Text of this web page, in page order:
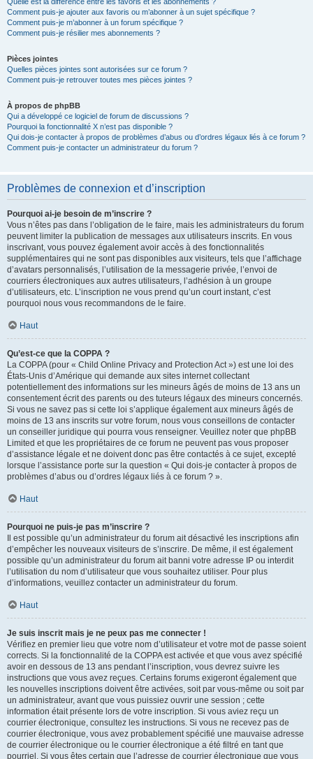
Comment puis-je ajouter aux favoris ou m’abonner à un sujet spécifique ?
Comment puis-je m’abonner à un forum spécifique ?
Comment puis-je résilier mes abonnements ?
Pièces jointes
Quelles pièces jointes sont autorisées sur ce forum ?
Comment puis-je retrouver toutes mes pièces jointes ?
À propos de phpBB
Qui a développé ce logiciel de forum de discussions ?
Pourquoi la fonctionnalité X n’est pas disponible ?
Qui dois-je contacter à propos de problèmes d’abus ou d’ordres légaux liés à ce forum ?
Comment puis-je contacter un administrateur du forum ?
Problèmes de connexion et d’inscription
Pourquoi ai-je besoin de m’inscrire ?
Vous n’êtes pas dans l’obligation de le faire, mais les administrateurs du forum
peuvent limiter la publication de messages aux utilisateurs inscrits. En vous
inscrivant, vous pouvez également avoir accès à des fonctionnalités
supplémentaires qui ne sont pas disponibles aux visiteurs, tels que l’affichage
d’avatars personnalisés, l’utilisation de la messagerie privée, l’envoi de
courriers électroniques aux autres utilisateurs, l’adhésion à un groupe
d’utilisateurs, etc. L’inscription ne vous prend qu’un court instant, c’est
pourquoi nous vous recommandons de le faire.
Haut
Qu’est-ce que la COPPA ?
La COPPA (pour « Child Online Privacy and Protection Act ») est une loi des
États-Unis d’Amérique qui demande aux sites internet collectant
potentiellement des informations sur les mineurs âgés de moins de 13 ans un
consentement écrit des parents ou des tuteurs légaux des mineurs concernés.
Si vous ne savez pas si cette loi s’applique également aux mineurs âgés de
moins de 13 ans inscrits sur votre forum, nous vous conseillons de contacter
un conseiller juridique qui pourra vous renseigner. Veuillez noter que phpBB
Limited et que les propriétaires de ce forum ne peuvent pas vous proposer
d’assistance légale et ne doivent donc pas être contactés à ce sujet, excepté
lorsque l’assistance porte sur la question « Qui dois-je contacter à propos de
problèmes d’abus ou d’ordres légaux liés à ce forum ? ».
Haut
Pourquoi ne puis-je pas m’inscrire ?
Il est possible qu’un administrateur du forum ait désactivé les inscriptions afin
d’empêcher les nouveaux visiteurs de s’inscrire. De même, il est également
possible qu’un administrateur du forum ait banni votre adresse IP ou interdit
l’utilisation du nom d’utilisateur que vous souhaitez utiliser. Pour plus
d’informations, veuillez contacter un administrateur du forum.
Haut
Je suis inscrit mais je ne peux pas me connecter !
Vérifiez en premier lieu que votre nom d’utilisateur et votre mot de passe soient
corrects. Si la fonctionnalité de la COPPA est activée et que vous avez spécifié
avoir en dessous de 13 ans pendant l’inscription, vous devrez suivre les
instructions que vous avez reçues. Certains forums exigeront également que
les nouvelles inscriptions doivent être activées, soit par vous-même ou soit par
un administrateur, avant que vous puissiez ouvrir une session ; cette
information était présente lors de votre inscription. Si vous aviez reçu un
courrier électronique, consultez les instructions. Si vous ne recevez pas de
courrier électronique, vous avez probablement spécifié une mauvaise adresse
de courrier électronique ou le courrier électronique a été filtré en tant que
pourriel. Si vous êtes certain que l’adresse de courrier électronique que vous